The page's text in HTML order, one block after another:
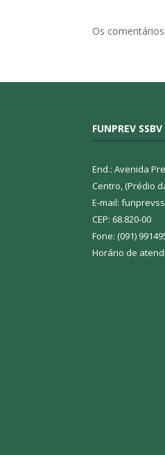
Os
FUNPREV SSBV
End.: Avenida
Centro, (Prédio
E-mail:
CEP: 68.820-00
Fone: (091)
Horário de